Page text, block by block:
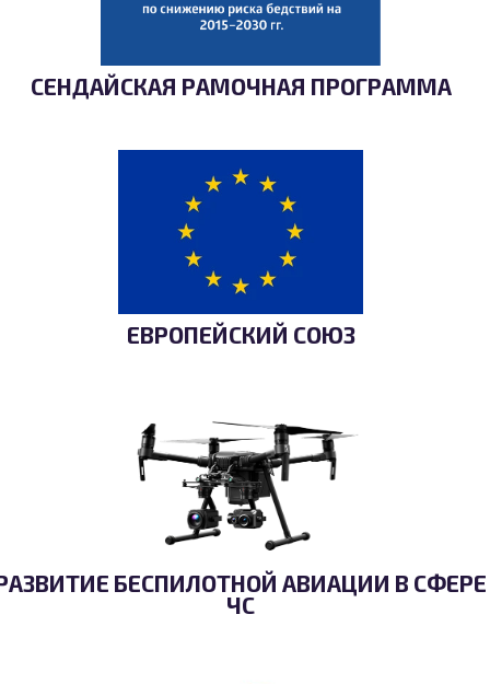
СЕНДАЙСКАЯ РАМОЧНАЯ ПРОГРАММА
ЕВРОПЕЙСКИЙ СОЮЗ
БЕСПИЛОТНОЙ АВИАЦИИ В СФЕРЕ
ЧС